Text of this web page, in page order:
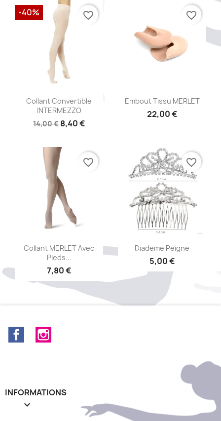
Aperçu rapide
Collant Convertible
INTERMEZZO
14,00 € 8,40 €
-40% favorite_border
Aperçu rapide
Embout Tissu MERLET
22,00 €
favorite_border
Aperçu rapide
Collant MERLET Avec
Pieds...
7,80 €
favorite_border
Aperçu rapide
Diademe Peigne
5,00 €
favorite_border
Facebook
INFORMATIONS
